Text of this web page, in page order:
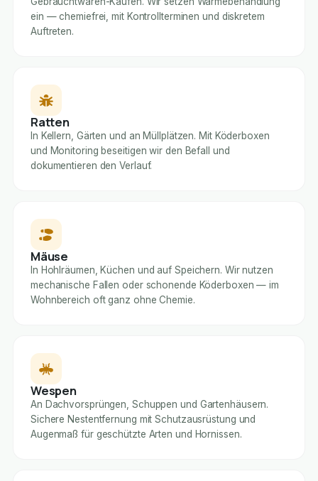
ein — chemiefrei, mit Kontrollterminen und diskretem
Auftreten.
Ratten
In Kellern, Gärten und an Müllplätzen. Mit Köderboxen
und Monitoring beseitigen wir den Befall und
dokumentieren den Verlauf.
Mäuse
In Hohlräumen, Küchen und auf Speichern. Wir nutzen
mechanische Fallen oder schonende Köderboxen — im
Wohnbereich oft ganz ohne Chemie.
Wespen
An Dachvorsprüngen, Schuppen und Gartenhäusern.
Sichere Nestentfernung mit Schutzausrüstung und
Augenmaß für geschützte Arten und Hornissen.